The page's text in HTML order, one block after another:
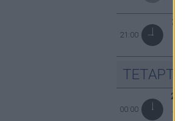
21:00
29
ΤΕΤΑΡΤΗ
00:00
26